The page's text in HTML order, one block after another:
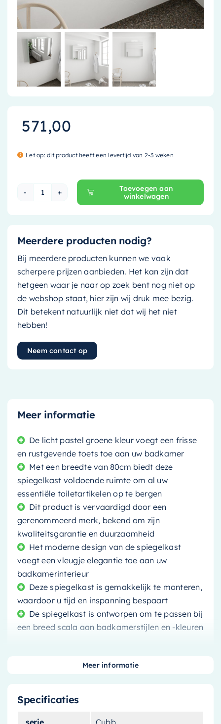
571,00
Let op: dit product heeft een levertijd van 2-3 weken
Mondiaz Spiegelkast Cubb - 80cm - greey
Toevoegen aan
winkelwagen
Meerdere producten nodig?
Bij meerdere producten kunnen we vaak
scherpere prijzen aanbieden. Het kan zijn dat
hetgeen waar je naar op zoek bent nog niet op
de webshop staat, hier zijn wij druk mee bezig.
Dit betekent natuurlijk niet dat wij het niet
hebben!
Neem contact op
Meer informatie
De licht pastel groene kleur voegt een frisse
en rustgevende toets toe aan uw badkamer
Met een breedte van 80cm biedt deze
spiegelkast voldoende ruimte om al uw
essentiële toiletartikelen op te bergen
Dit product is vervaardigd door een
gerenommeerd merk, bekend om zijn
kwaliteitsgarantie en duurzaamheid
Het moderne design van de spiegelkast
voegt een vleugje elegantie toe aan uw
badkamerinterieur
Deze spiegelkast is gemakkelijk te monteren,
waardoor u tijd en inspanning bespaart
De spiegelkast is ontworpen om te passen bij
een breed scala aan badkamerstijlen en -kleuren
deze stijlvolle spiegelkast
Specificaties
Meer informatie